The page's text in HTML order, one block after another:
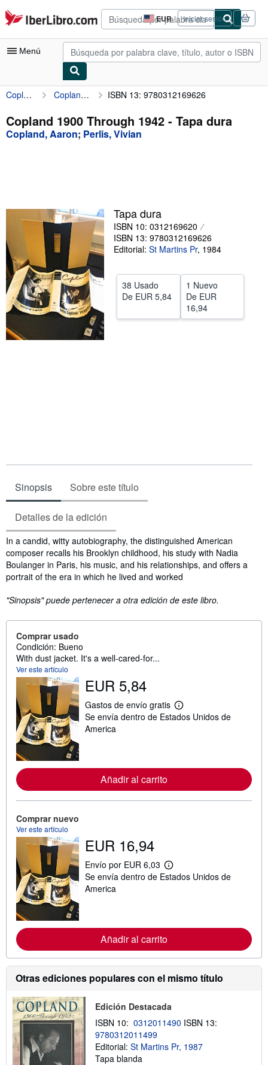
Pasar al contenido principal
IberLibro.com EUR
Preferencias
de
compra
del
Iniciar sesión
Menú
Mi cuenta
Consultar mis pedidos
Búsqueda avanzada
Vendedores
Comenzar a vender
Ayuda
CERRAR
Copland, Aaron Copland 1900 Through 1942 ISBN 13: 9780312169626
Copland 1900 Through 1942 - Tapa dura
Copland, Aaron; Perlis, Vivian
Tapa dura
ISBN 10: 0312169620
ISBN 13: 9780312169626
Editorial: St Martins Pr, 1984
38 Usado
De EUR 5,84
1 Nuevo
De EUR
16,94
Sinopsis Sobre este título
Detalles de la edición
Sinopsis
In a candid, witty autobiography, the distinguished American
composer recalls his Brooklyn childhood, his study with Nadia
Boulanger in Paris, his music, and his relationships, and offers a
portrait of the era in which he lived and worked
"Sinopsis" puede pertenecer a otra edición de este libro.
Comprar usado
Condición: Bueno
With dust jacket. It's a well-cared-for...
Ver este artículo
EUR 5,84
Gastos de envío gratis
M
á
a
c
l
a
s
d
e
o
Se envía dentro de Estados Unidos de
America
Añadir al carrito
Comprar nuevo
Ver este artículo
EUR 16,94
Envío por EUR 6,03
M
á
a
c
i
ó
o
b
r
a
Se envía dentro de Estados Unidos de
America
Añadir al carrito
Otras ediciones populares con el mismo título
Edición Destacada
ISBN 10: 0312011490 ISBN 13:
9780312011499
Editorial: St Martins Pr, 1987
Tapa blanda